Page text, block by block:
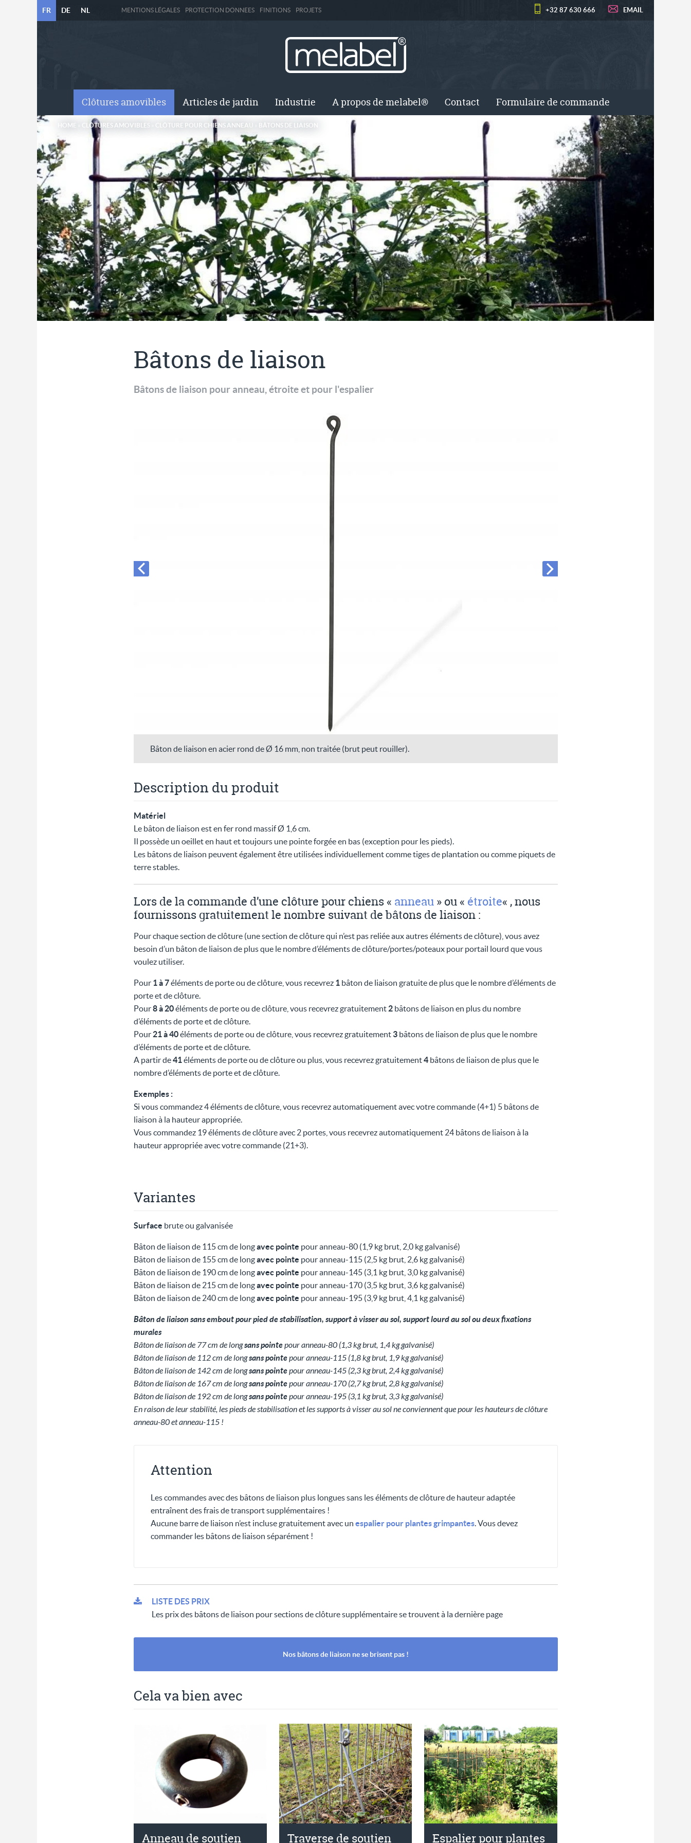
FR DE NL MENTIONS LÉGALES PROTECTION DONNEES FINITIONS PROJETS +32 87 630 666 EMAIL
Clôtures amovibles Articles de jardin Industrie A propos de melabel® Contact Formulaire de commande
HOME CLÔTURES AMOVIBLES CLÔTURE POUR CHIENS ANNEAU BÂTONS DE LIAISON
Bâtons de liaison
Bâtons de liaison pour anneau, étroite et pour l'espalier
Bâton de liaison en acier rond de Ø 16 mm, non traitée (brut peut rouiller).
Description du produit
Matériel
Le bâton de liaison est en fer rond massif Ø 1,6 cm.
Il possède un oeillet en haut et toujours une pointe forgée en bas (exception pour les pieds).
Les bâtons de liaison peuvent également être utilisées individuellement comme tiges de plantation ou comme piquets de
terre stables.
Lors de la commande d’une clôture pour chiens « anneau» ou « étroite« , nous
fournissons gratuitement le nombre suivant de bâtons de liaison :
Pour chaque section de clôture (une section de clôture qui n’est pas reliée aux autres éléments de clôture), vous avez
besoin d’un bâton de liaison de plus que le nombre d’éléments de clôture/portes/poteaux pour portail lourd que vous
voulez utiliser.
Pour 1 à 7éléments de porte ou de clôture, vous recevrez 1bâton de liaison gratuite de plus que le nombre d’éléments de
porte et de clôture.
Pour8 à 20éléments de porte ou de clôture, vous recevrez gratuitement 2bâtons de liaison en plus du nombre
d’éléments de porte et de clôture.
Pour 21 à 40éléments de porte ou de clôture, vous recevrez gratuitement 3bâtons de liaison de plus que le nombre
d’éléments de porte et de clôture.
A partir de41éléments de porte ou de clôture ou plus, vous recevrez gratuitement4bâtons de liaison de plus que le
nombre d’éléments de porte et de clôture.
Exemples :
Si vous commandez 4 éléments de clôture, vous recevrez automatiquement avec votre commande (4+1) 5 bâtons de
liaison à la hauteur appropriée.
Vous commandez 19 éléments de clôture avec 2 portes, vous recevrez automatiquement 24 bâtons de liaison à la
hauteur appropriée avec votre commande (21+3).
Variantes
Surface brute ou galvanisée
Bâton de liaison de 115 cm de longavec pointe pour anneau-80 (1,9 kg brut, 2,0 kg galvanisé)
Bâton de liaison de 155 cm de longavec pointe pour anneau-115 (2,5 kg brut, 2,6 kg galvanisé)
Bâton de liaison de 190 cm de longavec pointe pour anneau-145 (3,1 kg brut, 3,0 kg galvanisé)
Bâton de liaison de 215 cm de longavec pointe pour anneau-170 (3,5 kg brut, 3,6 kg galvanisé)
Bâton de liaison de 240 cm de longavec pointe pour anneau-195 (3,9 kg brut, 4,1 kg galvanisé)
Bâton de liaison sans embout pour pied de stabilisation, support à visser au sol, support lourd au sol ou deux fixations
murales
Bâton de liaison de 77 cm de longsans pointepour anneau-80 (1,3 kg brut, 1,4 kg galvanisé)
Bâton de liaison de 112 cm de longsans pointepour anneau-115 (1,8 kg brut, 1,9 kg galvanisé)
Bâton de liaison de 142 cm de longsans pointepour anneau-145 (2,3 kg brut, 2,4 kg galvanisé)
Bâton de liaison de 167 cm de longsans pointepour anneau-170 (2,7 kg brut, 2,8 kg galvanisé)
Bâton de liaison de 192 cm de longsans pointepour anneau-195 (3,1 kg brut, 3,3 kg galvanisé)
En raison de leur stabilité, les pieds de stabilisation et les supports à visser au sol ne conviennent que pour les hauteurs de clôture
anneau-80 et anneau-115 !
Attention
Les commandes avec des bâtons de liaison plus longues sans les éléments de clôture de hauteur adaptée
entraînent des frais de transport supplémentaires !
Aucune barre de liaison n’est incluse gratuitement avec un espalier pour plantes grimpantes. Vous devez
commander les bâtons de liaison séparément !
LISTE DES PRIX
Les prix des bâtons de liaison pour sections de clôture supplémentaire se trouvent à la dernière page
Nos bâtons de liaison ne se brisent pas !
Cela va bien avec
Anneau de soutien Traverse de soutien Espalier pour plantes